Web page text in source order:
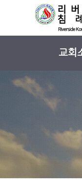
교회
교회
섬기는
교회
예배
교회 둘
찾아오